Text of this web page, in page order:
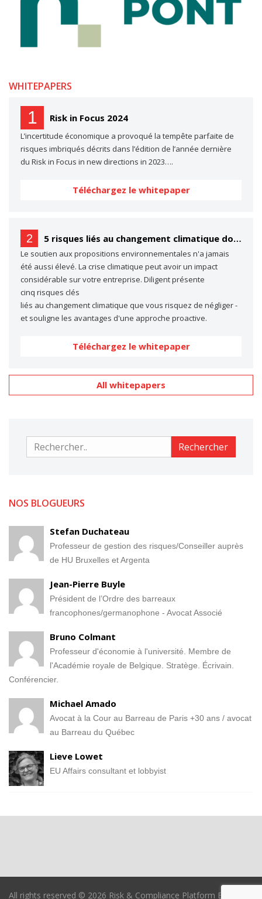
WHITEPAPERS
1 Risk in Focus 2024
L’incertitude économique a provoqué la tempête parfaite de
risques imbriqués décrits dans l’édition de l’année dernière
du Risk in Focus in new directions in 2023….
Téléchargez le whitepaper
2 5 risques liés au changement climatique dont vous ne parlez probablement pas… (mais dont vous devriez parler)
Le soutien aux propositions environnementales n'a jamais
été aussi élevé. La crise climatique peut avoir un impact
considérable sur votre entreprise. Diligent présente
cinq risques clés
liés au changement climatique que vous risquez de négliger -
et souligne les avantages d'une approche proactive.
Téléchargez le whitepaper
All whitepapers
Rechercher Rechercher
NOS BLOGUEURS
Stefan Duchateau
Professeur de gestion des risques/Conseiller auprès
de HU Bruxelles et Argenta
Jean-Pierre Buyle
Président de l’Ordre des barreaux
francophones/germanophone - Avocat Associé
Bruno Colmant
Professeur d'économie à l'université. Membre de
l'Académie royale de Belgique. Stratège. Écrivain.
Conférencier.
Michael Amado
Avocat à la Cour au Barreau de Paris +30 ans / avocat
au Barreau du Québec
Lieve Lowet
EU Affairs consultant et lobbyist
All rights reserved © 2026 Risk & Compliance Platform Europe